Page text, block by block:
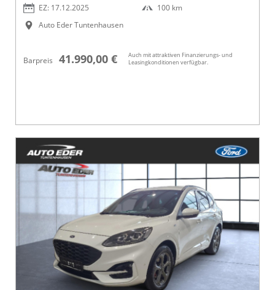
EZ: 17.12.2025
Auto Eder Tuntenhausen
100 km
Barpreis 41.990,00 €
Auch mit attraktiven Finanzierungs- und
Leasingkonditionen verfügbar.